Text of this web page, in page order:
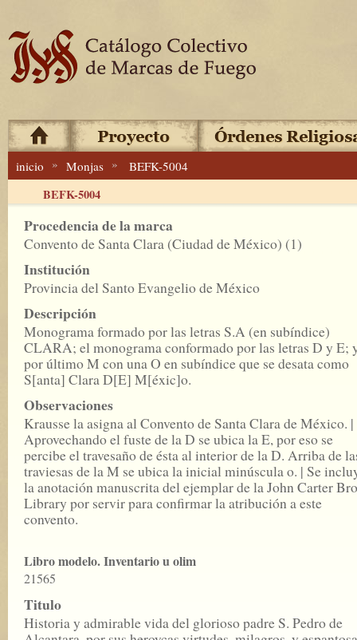
inicio » Monjas » BEFK-5004
BEFK-5004
Procedencia de la marca
Convento de Santa Clara (Ciudad de México) (1)
Institución
Provincia del Santo Evangelio de México
Descripción
Monograma formado por las letras S.A (en subíndice)
CLARA; el monograma conformado por las letras D y E;
por último M con una O en subíndice que se desata como
S[anta] Clara D[E] M[éxic]o.
Observaciones
Krausse la asigna al Convento de Santa Clara de México. |
Aprovechando el fuste de la D se ubica la E, por eso se
percibe el travesaño de ésta al interior de la D. Arriba de
traviesas de la M se ubica la inicial minúscula o. | Se
la anotación manuscrita del ejemplar de la John Carter
Library por servir para confirmar la atribución a este
convento.
Libro modelo. Inventario u olim
21565
Titulo
Historia y admirable vida del glorioso padre S. Pedro de